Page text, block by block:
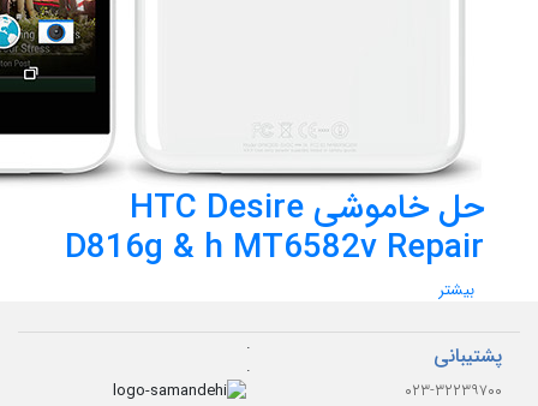
حل خاموشی HTC Desire
D816g & h MT6582v Repair
بیشتر
پشتیبانی
۰۲۳-۳۲۲۳۹۷۰۰
.
.